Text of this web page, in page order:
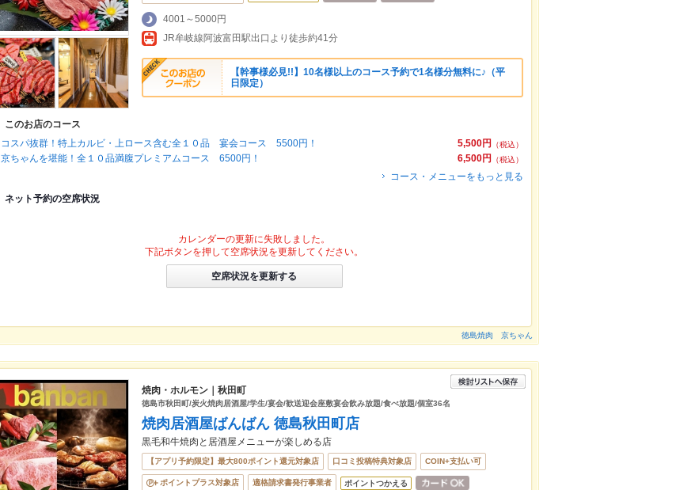
4001～5000円
JR牟岐線阿波富田駅出口より徒歩約41分
【幹事様必見!!】10名様以上のコース予約で1名様分無料に♪（平
日限定）
このお店のコース
5,500円
（税込）
コスパ抜群！特上カルビ・上ロース含む全１０品 宴会コース 5500円！
6,500円
（税込）
京ちゃんを堪能！全１０品満腹プレミアムコース 6500円！
コース・メニューをもっと見る
ネット予約の空席状況
カレンダーの更新に失敗しました。
下記ボタンを押して空席状況を更新してください。
空席状況を更新する
徳島焼肉 京ちゃん
焼肉・ホルモン｜秋田町
徳島市秋田町/炭火焼肉居酒屋/学生/宴会/歓送迎会座敷宴会飲み放題/食べ放題/個室36名
焼肉居酒屋ばんばん 徳島秋田町店
黒毛和牛焼肉と居酒屋メニューが楽しめる店
【アプリ予約限定】最大800ポイント還元対象店 口コミ投稿特典対象店 COIN+支払い可
ポイントプラス対象店 適格請求書発行事業者 ポイントつかえる